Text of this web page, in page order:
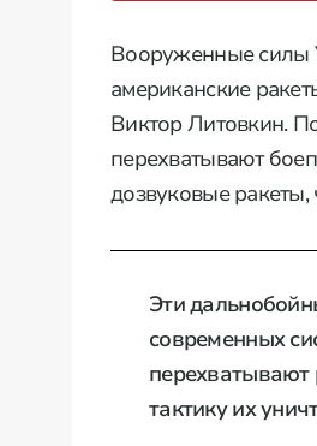
Вооруженные силы
американские
Виктор Литовкин.
перехватывают
дозвуковые ракеты,
Эти
современных
перехватывают
тактику их